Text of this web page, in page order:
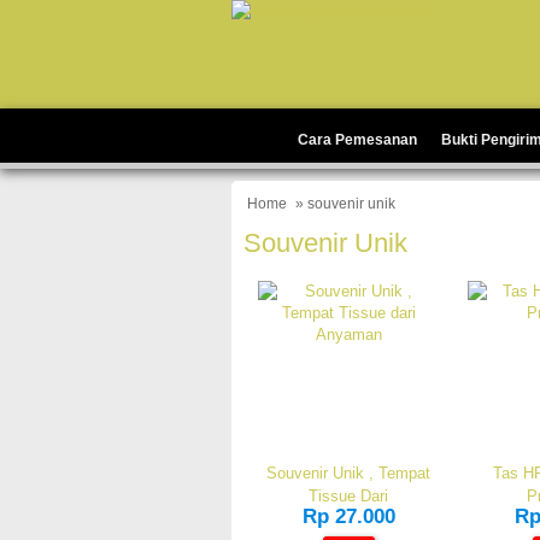
Cara Pemesanan Bukti
Home » souvenir unik
Souvenir Unik
Souvenir Unik , Tempat
Tissue Dari
Rp 27.000
Tas